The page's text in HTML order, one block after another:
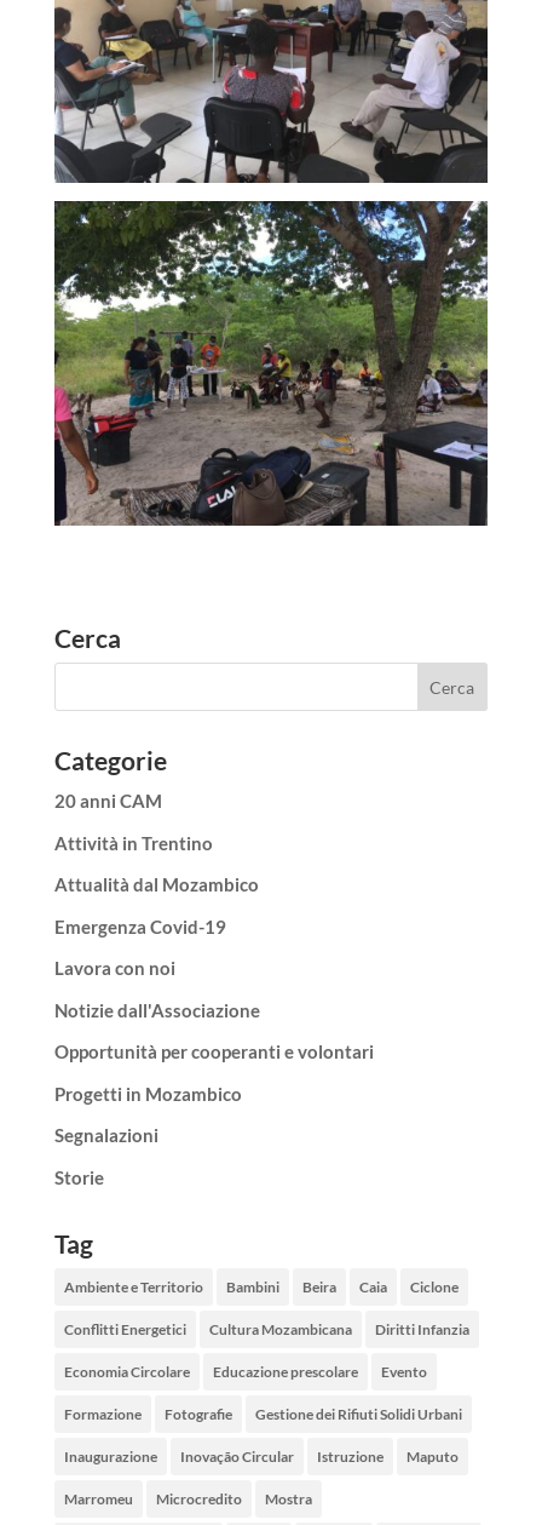
Cerca
Categorie
20 anni CAM
Attività in Trentino
Attualità dal Mozambico
Emergenza Covid-19
Lavora con noi
Notizie dall'Associazione
Opportunità per cooperanti e volontari
Progetti in Mozambico
Segnalazioni
Storie
Tag
Ambiente e Territorio Bambini Beira Caia Ciclone
Conflitti Energetici Cultura Mozambicana Diritti Infanzia
Economia Circolare Educazione prescolare Evento
Formazione Fotografie Gestione dei Rifiuti Solidi Urbani
Inaugurazione Inovação Circular Istruzione Maputo
Marromeu Microcredito Mostra